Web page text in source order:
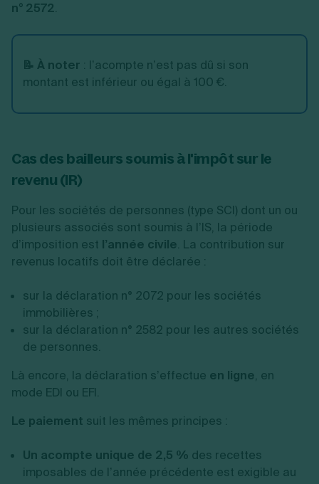
n° 2572.
📝 À noter : l’acompte n’est pas dû si son
montant est inférieur ou égal à 100 €.
Cas des bailleurs soumis à l'impôt sur le
revenu (IR)
Pour les sociétés de personnes (type SCI) dont un ou
plusieurs associés sont soumis à l’IS, la période
d’imposition est l’année civile. La contribution sur
revenus locatifs doit être déclarée :
sur la déclaration n° 2072 pour les sociétés
immobilières ;
sur la déclaration n° 2582 pour les autres sociétés
de personnes.
Là encore, la déclaration s’effectue en ligne, en
mode EDI ou EFI.
Le paiement suit les mêmes principes :
Un acompte unique de 2,5 % des recettes
imposables de l’année précédente est exigible au